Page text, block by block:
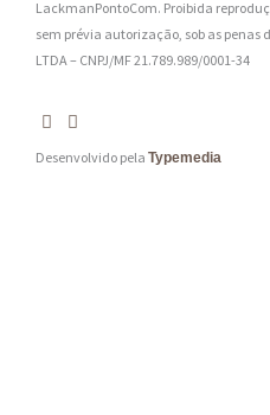
LackmanPontoCom. Proibida
sem prévia autorização, sob as penas
LTDA – CNPJ/MF 21.789.989/0001-34
Desenvolvido pela Typemedia